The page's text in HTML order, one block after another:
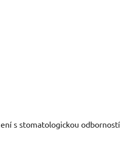
s stomatologickou odborností.